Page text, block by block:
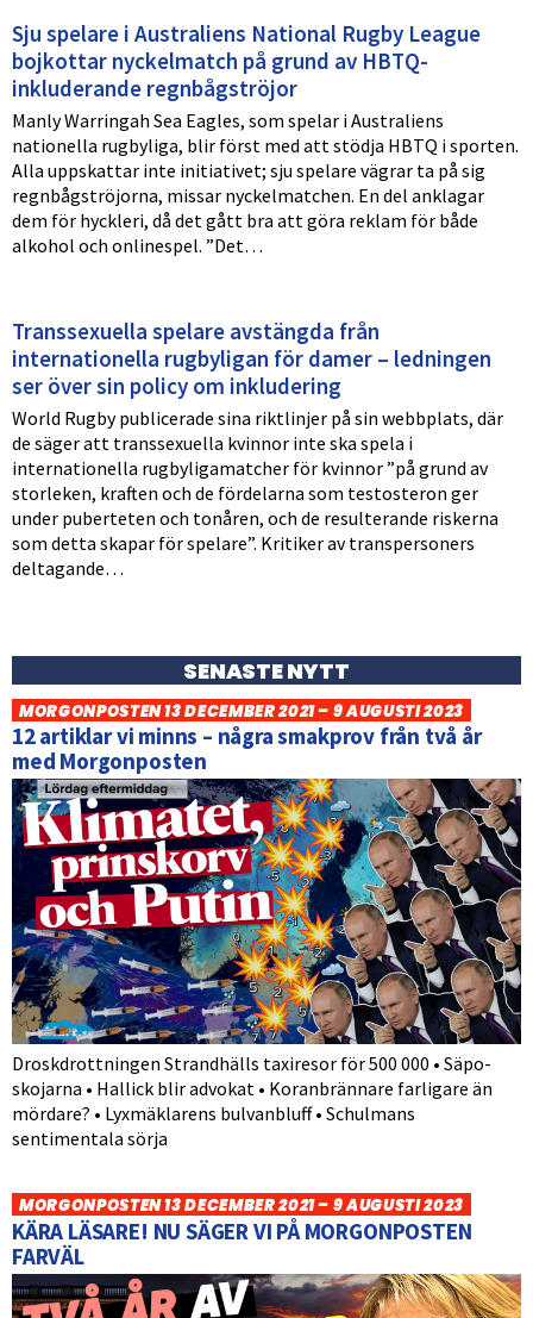
Sju spelare i Australiens National Rugby League
bojkottar nyckelmatch på grund av HBTQ-
inkluderande regnbågströjor
Manly Warringah Sea Eagles, som spelar i Australiens
nationella rugbyliga, blir först med att stödja HBTQ i sporten.
Alla uppskattar inte initiativet; sju spelare vägrar ta på sig
regnbågströjorna, missar nyckelmatchen. En del anklagar
dem för hyckleri, då det gått bra att göra reklam för både
alkohol och onlinespel. ”Det…
Transsexuella spelare avstängda från
internationella rugbyligan för damer – ledningen
ser över sin policy om inkludering
World Rugby publicerade sina riktlinjer på sin webbplats, där
de säger att transsexuella kvinnor inte ska spela i
internationella rugbyligamatcher för kvinnor ”på grund av
storleken, kraften och de fördelarna som testosteron ger
under puberteten och tonåren, och de resulterande riskerna
som detta skapar för spelare”. Kritiker av transpersoners
deltagande…
SENASTE NYTT
MORGONPOSTEN 13 DECEMBER 2021 – 9 AUGUSTI 2023
12 artiklar vi minns – några smakprov från två år
med Morgonposten
Droskdrottningen Strandhälls taxiresor för 500 000 • Säpo-
skojarna • Hallick blir advokat • Koranbrännare farligare än
mördare? • Lyxmäklarens bulvanbluff • Schulmans
sentimentala sörja
MORGONPOSTEN 13 DECEMBER 2021 – 9 AUGUSTI 2023
KÄRA LÄSARE! NU SÄGER VI PÅ MORGONPOSTEN
FARVÄL